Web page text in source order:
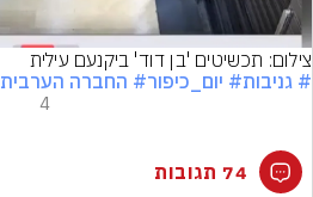
צילום: תכשיטים 'בן דוד' ביקנעם עילית
# גניבות# יום_כיפור# החברה הערבית
4
74 תגובות